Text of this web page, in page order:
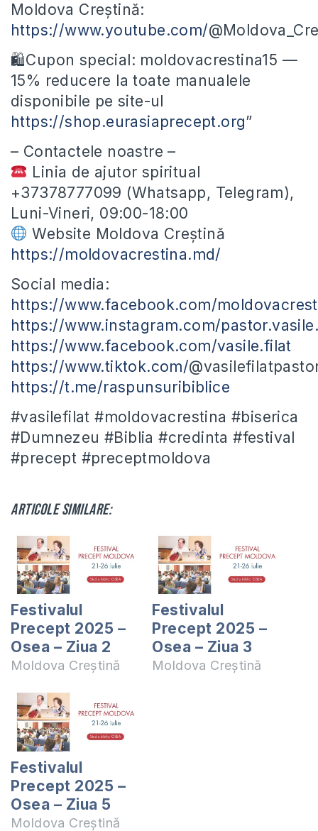
Moldova Creștină:
https://www.youtube.com/
🛍Cupon special: moldovacrestina15 —
15% reducere la toate manualele
disponibile pe site-ul
https://shop.eurasiaprecept.org”
– Contactele noastre –
Linia de ajutor spiritual
+37378777099 (Whatsapp, Telegram),
Luni-Vineri, 09:00-18:00
Website Moldova Creștină
https://moldovacrestina.md/
Social media:
https://www.facebook.com/
https://www.instagram.com/
https://www.facebook.com/vasile.filat
https://www.tiktok.com/
https://t.me/raspunsuribiblice
#vasilefilat #moldovacrestina #biserica
#Dumnezeu #Biblia #credinta #festival
#precept #preceptmoldova
Articole similare:
Festivalul
Precept 2025 –
Osea – Ziua 2
Moldova Creștină
Festivalul
Precept 2025 –
Osea – Ziua 3
Moldova Creștină
Festivalul
Precept 2025 –
Osea – Ziua 5
Moldova Creștină